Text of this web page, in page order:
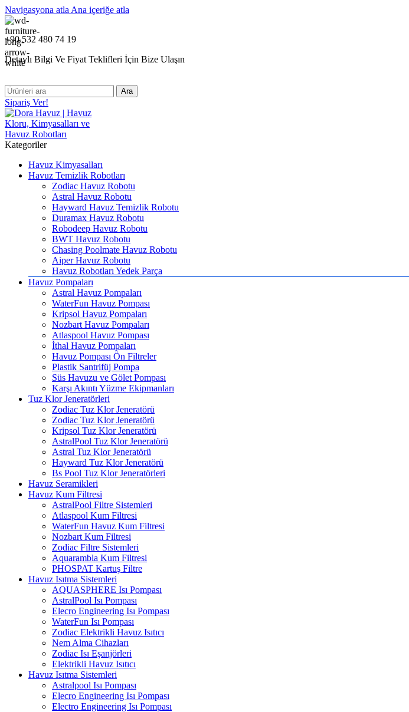
Navigasyona atla Ana içeriğe atla
+90 532 480 74 19
Detaylı Bilgi Ve Fiyat Teklifleri İçin Bize Ulaşın
Ara
Sipariş Ver!
Kategoriler
Havuz Kimyasalları
Havuz Temizlik Robotları
Zodiac Havuz Robotu
Astral Havuz Robotu
Hayward Havuz Temizlik Robotu
Duramax Havuz Robotu
Robodeep Havuz Robotu
BWT Havuz Robotu
Chasing Poolmate Havuz Robotu
Aiper Havuz Robotu
Havuz Robotları Yedek Parça
Havuz Pompaları
Astral Havuz Pompaları
WaterFun Havuz Pompası
Kripsol Havuz Pompaları
Nozbart Havuz Pompaları
Atlaspool Havuz Pompası
İthal Havuz Pompaları
Havuz Pompası Ön Filtreler
Plastik Santrifüj Pompa
Süs Havuzu ve Gölet Pompası
Karşı Akıntı Yüzme Ekipmanları
Tuz Klor Jeneratörleri
Zodiac Tuz Klor Jeneratörü
Zodiac Tuz Klor Jeneratörü
Kripsol Tuz Klor Jeneratörü
AstralPool Tuz Klor Jeneratörü
Astral Tuz Klor Jeneratörü
Hayward Tuz Klor Jeneratörü
Bs Pool Tuz Klor Jeneratörleri
Havuz Seramikleri
Havuz Kum Filtresi
AstralPool Filtre Sistemleri
Atlaspool Kum Filtresi
WaterFun Havuz Kum Filtresi
Nozbart Kum Filtresi
Zodiac Filtre Sistemleri
Aquarambla Kum Filtresi
PHOSPAT Kartuş Filtre
Havuz Isıtma Sistemleri
AQUASPHERE Isı Pompası
AstralPool Isı Pompası
Elecro Engineering Isı Pompası
WaterFun Isı Pompası
Zodiac Elektrikli Havuz Isıtıcı
Nem Alma Cihazları
Zodiac Isı Eşanjörleri
Elektrikli Havuz Isıtıcı
Havuz Isıtma Sistemleri
Astralpool Isı Pompası
Elecro Engineering Isı Pompası
Electro Engineering Isı Pompası